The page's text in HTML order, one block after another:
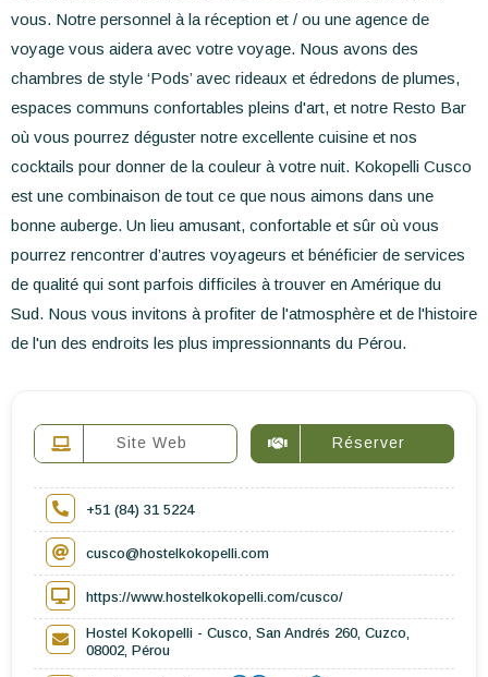
vous. Notre personnel à la réception et / ou une agence de
voyage vous aidera avec votre voyage. Nous avons des
chambres de style ‘Pods’ avec rideaux et édredons de plumes,
espaces communs confortables pleins d'art, et notre Resto Bar
où vous pourrez déguster notre excellente cuisine et nos
cocktails pour donner de la couleur à votre nuit. Kokopelli Cusco
est une combinaison de tout ce que nous aimons dans une
bonne auberge. Un lieu amusant, confortable et sûr où vous
pourrez rencontrer d’autres voyageurs et bénéficier de services
de qualité qui sont parfois difficiles à trouver en Amérique du
Sud. Nous vous invitons à profiter de l'atmosphère et de l'histoire
de l'un des endroits les plus impressionnants du Pérou.
Site Web Réserver
+51 (84) 31 5224
cusco@hostelkokopelli.com
https://www.hostelkokopelli.com/cusco/
Hostel Kokopelli - Cusco, San Andrés 260, Cuzco,
08002, Pérou